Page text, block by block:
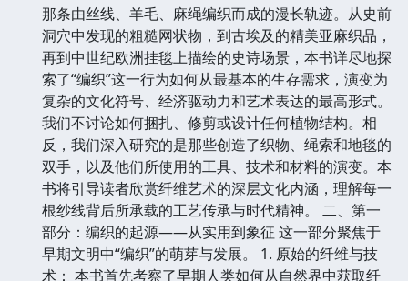
那条由丝线、羊毛、麻绳编织而成的漫长轨迹。从史前
洞穴中发现的粗糙网状物，到古埃及的精美亚麻织品，
再到中世纪欧洲挂毯上描绘的史诗场景，本书详尽地探
索了“编织”这一行为如何从最基本的生存需求，演变为
复杂的文化符号、经济驱动力和艺术表达的最高形式。
我们不讨论如何捆扎、修剪或设计任何植物结构。相
反，我们深入研究的是那些创造了织物、绳索和地毯的
双手，以及他们所使用的工具、技术和材料的演变。本
书将引导读者欣赏纤维艺术的深层文化内涵，理解每一
根纱线背后所承载的工艺传承与时代精神。 二、第一
部分：编织的起源——从实用到象征 这一部分聚焦于
早期文明中“编织”的萌芽与发展。 1. 原始的纤维与技
术： 本书首先考察了早期人类如何从自然界中获取纤